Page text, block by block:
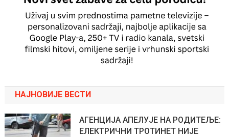
НАЈНОВИЈЕ ВЕСТИ
АГЕНЦИЈА АПЕЛУЈЕ НА РОДИТЕЉЕ:
ЕЛЕКТРИЧНИ ТРОТИНЕТ НИЈЕ